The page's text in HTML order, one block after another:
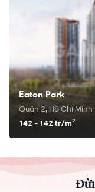
Eaton Park
Quận 2, Hồ Chí Minh
142 - 142 tr/m²